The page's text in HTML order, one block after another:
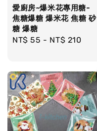
愛廚房~爆米花專用糖-
焦糖爆糖 爆米花 焦糖 砂
糖 爆糖
Regular
NT$ 55 - NT$ 210